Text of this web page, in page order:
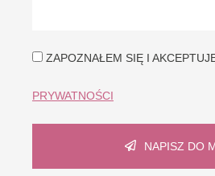
ZAPOZNAŁEM SIĘ I
PRYWATNOŚCI
NAPISZ DO